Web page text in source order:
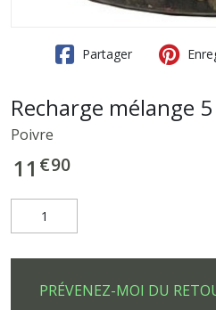
Partager
Recharge mélange
Poivre
11 €90
PRÉVENEZ-MOI DU